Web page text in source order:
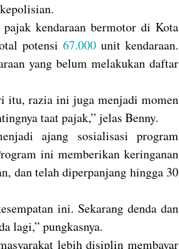
kendaraan bermotor di Kota
potensi 67.000 unit kendaraan.
yang belum melakukan daftar
itu, razia ini juga menjadi momen
taat pajak,” jelas Benny.
ajang sosialisasi program
ini memberikan keringanan
dan telah diperpanjang hingga 30
ini. Sekarang denda dan
lagi,” pungkasnya.
lebih disiplin membayar